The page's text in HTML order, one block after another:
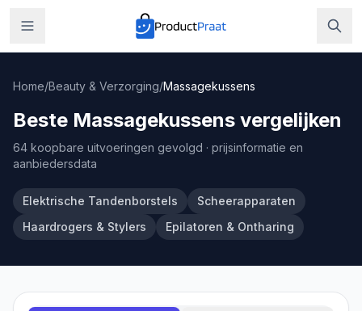
Home/Beauty & Verzorging/Massagekussens
Beste Massagekussens vergelijken
64 koopbare uitvoeringen gevolgd · prijsinformatie en
aanbiedersdata
Elektrische Tandenborstels
Scheerapparaten
Haardrogers & Stylers
Epilatoren & Ontharing